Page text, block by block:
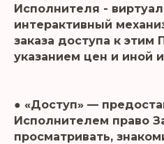
Исполнителя -
интерактивный
заказа доступа к этим
указанием цен и иной
● «Доступ» —
Исполнителем право
просматривать,